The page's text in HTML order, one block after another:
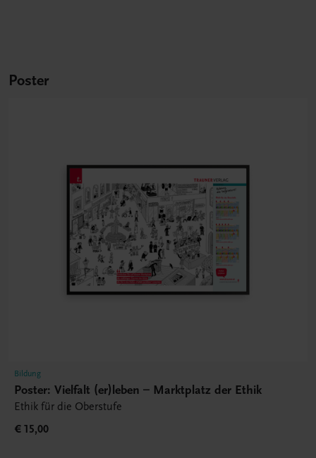
Poster
Bildung
Poster: Vielfalt (er)leben – Marktplatz der Ethik
Ethik für die Oberstufe
€ 15,00